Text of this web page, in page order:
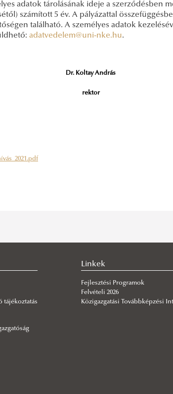
adatok tárolásának ideje a szerződésben
számított 5 év. A pályázattal
található. A személyes adatok
adatvedelem@uni-nke.hu.
Dr. Koltay András
rektor
tájékoztatás
Linkek
Fejlesztési Programok
Felvételi 2026
Közigazgatási Továbbképzési